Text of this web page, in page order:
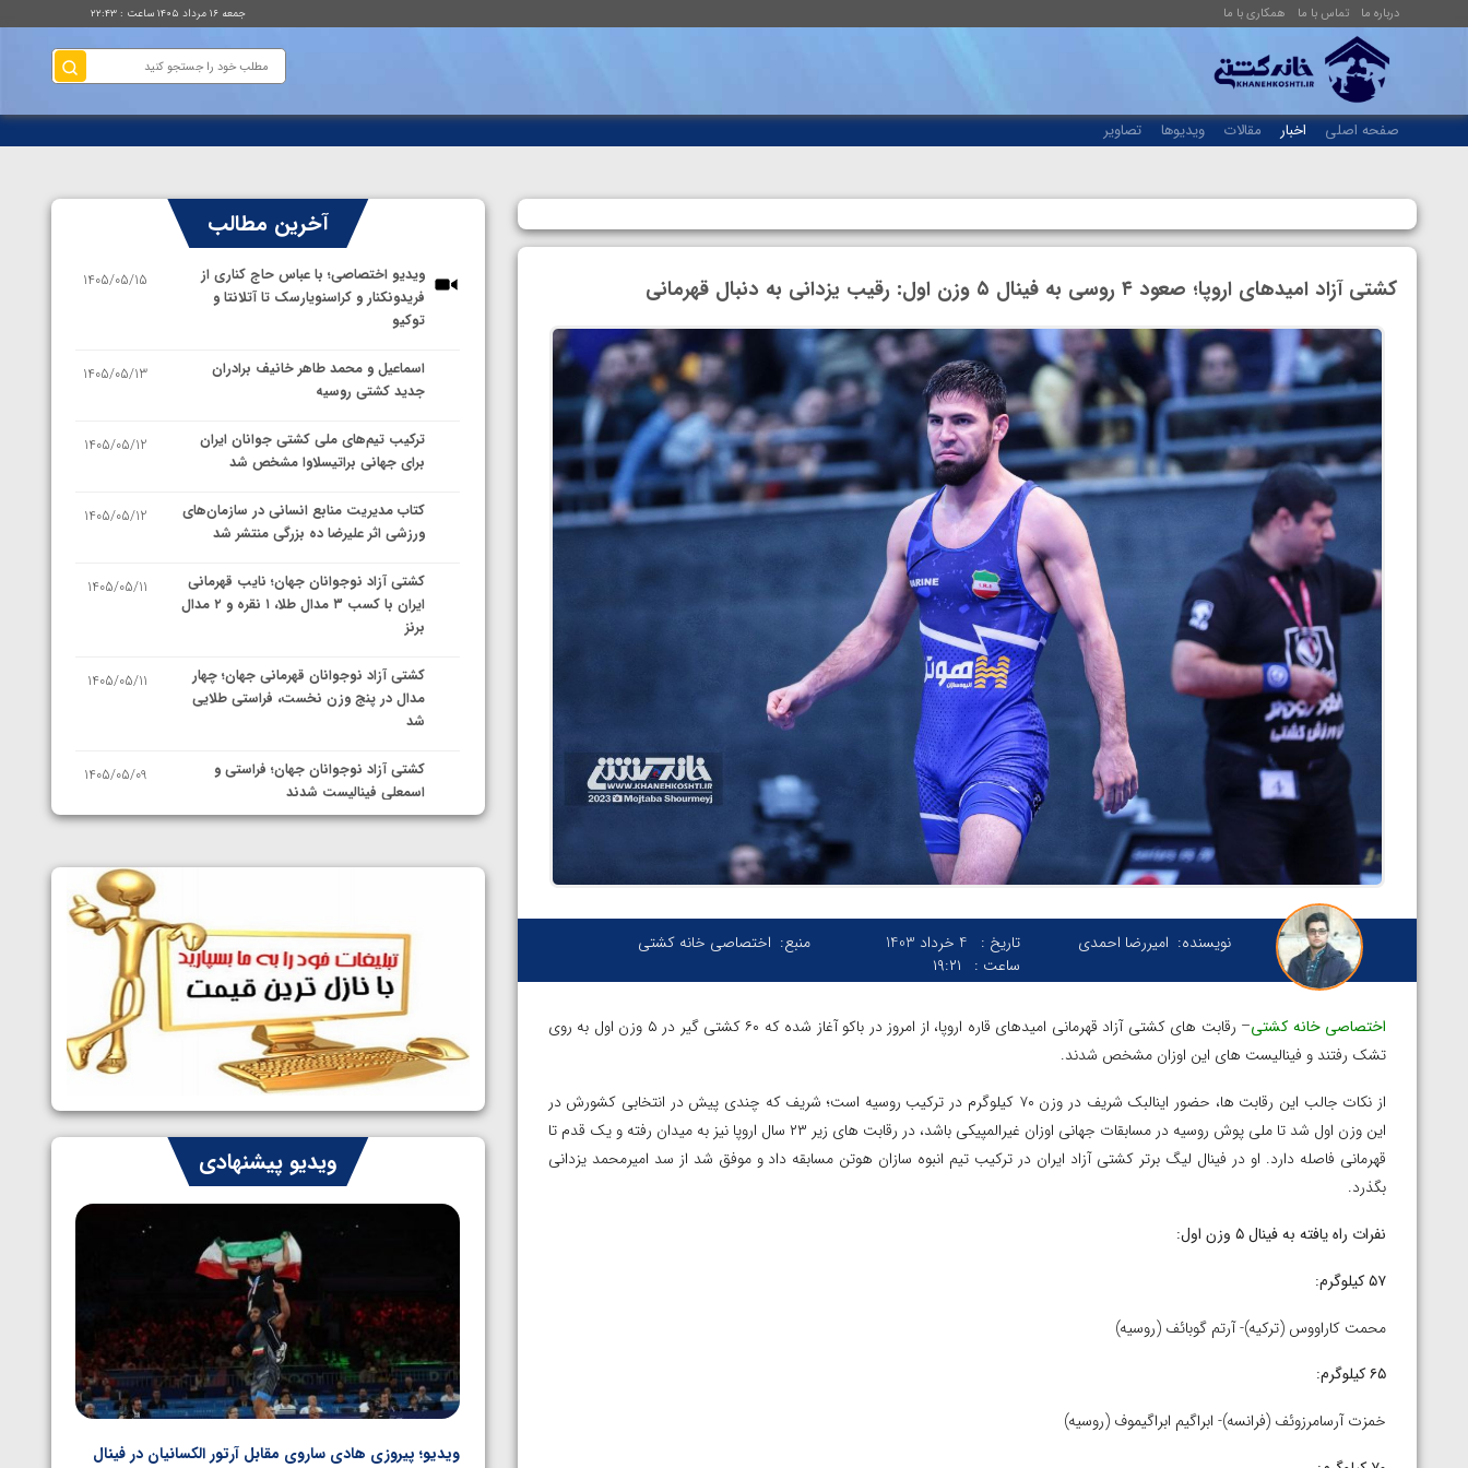
درباره ما تماس با ما همکاری با ما جمعه ۱۶ مرداد ۱۴۰۵ ساعت : ۲۲:۴۳
صفحه اصلی اخبار مقالات ویدیوها تصاویر
کشتی آزاد امیدهای اروپا؛ صعود ۴ روسی به فینال ۵ وزن اول: رقیب یزدانی به دنبال قهرمانی
نویسنده: امیررضا احمدی تاریخ :
4 خرداد 1403
ساعت :
۱۹:۲۱
منبع: اختصاصی خانه کشتی
اختصاصی خانه کشتی
– رقابت های کشتی آزاد قهرمانی امیدهای قاره اروپا، از امروز در باکو آغاز شده که ۶۰ کشتی گیر در ۵ وزن اول به روی
تشک رفتند و فینالیست های این اوزان مشخص شدند.
از نکات جالب این رقابت ها، حضور اینالبک شریف در وزن ۷۰ کیلوگرم در ترکیب روسیه است؛ شریف که چندی پیش در انتخابی کشورش در
این وزن اول شد تا ملی پوش روسیه در مسابقات جهانی اوزان غیرالمپیکی باشد، در رقابت های زیر ۲۳ سال اروپا نیز به میدان رفته و یک قدم تا
قهرمانی فاصله دارد. او در فینال لیگ برتر کشتی آزاد ایران در ترکیب تیم انبوه سازان هوتن مسابقه داد و موفق شد از سد امیرمحمد یزدانی
بگذرد.
نفرات راه یافته به فینال ۵ وزن اول:
۵۷ کیلوگرم:
محمت کاراووس (ترکیه)- آرتم گوبائف (روسیه)
۶۵ کیلوگرم:
خمزت آرسامرزوئف (فرانسه)- ابراگیم ابراگیموف (روسیه)
آخرین مطالب
ویدیو اختصاصی؛ با عباس حاج کناری از
فریدونکنار و کراسنویارسک تا آتلانتا و
توکیو
1405/05/15
اسماعیل و محمد طاهر خانیف برادران
جدید کشتی روسیه
1405/05/13
ترکیب تیم‌های ملی کشتی جوانان ایران
برای جهانی براتیسلاوا مشخص شد
1405/05/12
کتاب مدیریت منابع انسانی در سازمان‌های
ورزشی اثر علیرضا ده بزرگی منتشر شد
1405/05/12
کشتی آزاد نوجوانان جهان؛ نایب قهرمانی
ایران با کسب ۳ مدال طلا، ۱ نقره و ۲ مدال
برنز
1405/05/11
کشتی آزاد نوجوانان قهرمانی جهان؛ چهار
مدال در پنج وزن نخست، فراستی طلایی
شد
1405/05/11
کشتی آزاد نوجوانان جهان؛ فراستی و
اسمعلی فینالیست شدند
1405/05/09
نمایندگان ایران مشخص شدند
سوم برای ایران
1405/05/07
ایران چشم به راه چهار مدال در پنج وزن
دوم کشتی فرنگی نوجوانان جهان
1405/05/06
ویدیو پیشنهادی
امین میرزازاده
ویدیو؛ پیروزی هادی ساروی مقابل آرتور الکسانیان در فینال